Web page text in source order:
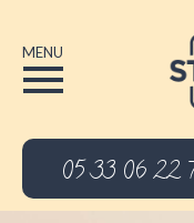
MENU
05 33 06 22